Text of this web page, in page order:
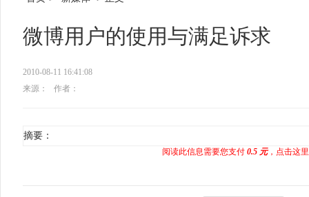
微博用户的使用与满足诉求
2010-08-11 16:41:08
来源：
作者：
摘要：
阅读此信息需要您支付 0.5 元，点击这